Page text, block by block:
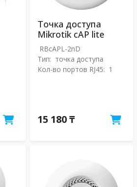
Точка доступа
Mikrotik cAP lite
RBcAPL-2nD
Тип: точка доступа
Кол-во портов RJ45: 1
15 180 ₸